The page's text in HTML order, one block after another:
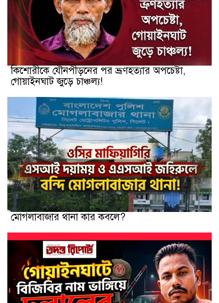
কিশোরীকে যৌনপীড়নের পর ভ্রূণহত্যার অপচেষ্টা,
গোয়াইনঘাট জুড়ে চাঞ্চল্য!
মোগলাবাজার থানা কার কবলে?